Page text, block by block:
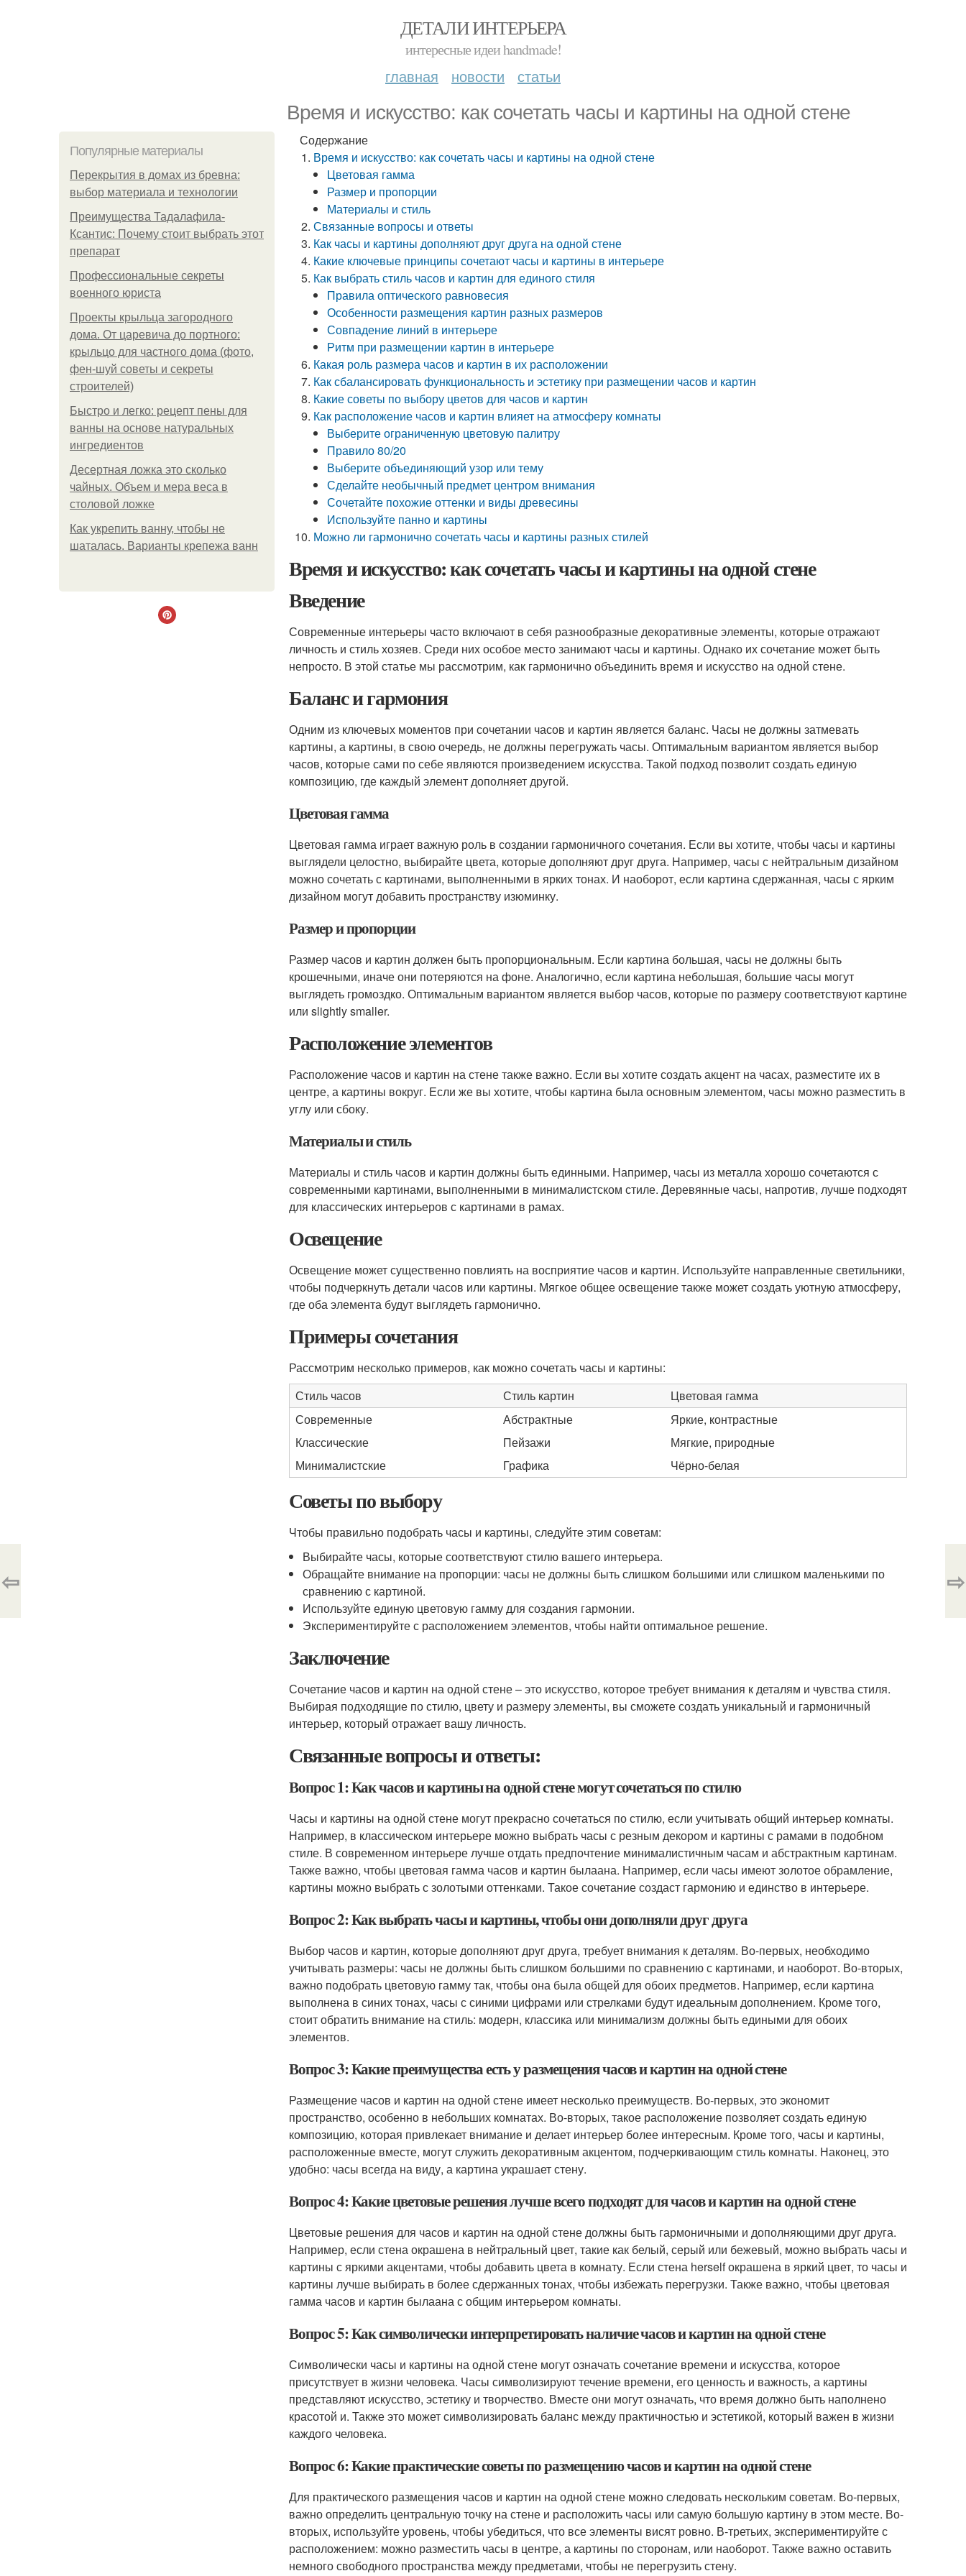
ДЕТАЛИ ИНТЕРЬЕРА
интересные идеи handmade!
главная новости статьи
Время и искусство: как сочетать часы и картины на одной стене
Популярные материалы
Перекрытия в домах из бревна:
выбор материала и технологии
Преимущества Тадалафила-
Ксантис: Почему стоит выбрать этот
препарат
Профессиональные секреты
военного юриста
Проекты крыльца загородного
дома. От царевича до портного:
крыльцо для частного дома (фото,
фен-шуй советы и секреты
строителей)
Быстро и легко: рецепт пены для
ванны на основе натуральных
ингредиентов
Десертная ложка это сколько
чайных. Объем и мера веса в
столовой ложке
Как укрепить ванну, чтобы не
шаталась. Варианты крепежа ванн
Содержание
Время и искусство: как сочетать часы и картины на одной стене
Цветовая гамма
Размер и пропорции
Материалы и стиль
Связанные вопросы и ответы
Как часы и картины дополняют друг друга на одной стене
Какие ключевые принципы сочетают часы и картины в интерьере
Как выбрать стиль часов и картин для единого стиля
Правила оптического равновесия
Особенности размещения картин разных размеров
Совпадение линий в интерьере
Ритм при размещении картин в интерьере
Какая роль размера часов и картин в их расположении
Как сбалансировать функциональность и эстетику при размещении часов и картин
Какие советы по выбору цветов для часов и картин
Как расположение часов и картин влияет на атмосферу комнаты
Выберите ограниченную цветовую палитру
Правило 80/20
Выберите объединяющий узор или тему
Сделайте необычный предмет центром внимания
Сочетайте похожие оттенки и виды древесины
Используйте панно и картины
Можно ли гармонично сочетать часы и картины разных стилей
Время и искусство: как сочетать часы и картины на одной стене
Введение
Современные интерьеры часто включают в себя разнообразные декоративные элементы, которые отражают
личность и стиль хозяев. Среди них особое место занимают часы и картины. Однако их сочетание может быть
непросто. В этой статье мы рассмотрим, как гармонично объединить время и искусство на одной стене.
Баланс и гармония
Одним из ключевых моментов при сочетании часов и картин является баланс. Часы не должны затмевать
картины, а картины, в свою очередь, не должны перегружать часы. Оптимальным вариантом является выбор
часов, которые сами по себе являются произведением искусства. Такой подход позволит создать единую
композицию, где каждый элемент дополняет другой.
Цветовая гамма
Цветовая гамма играет важную роль в создании гармоничного сочетания. Если вы хотите, чтобы часы и картины
выглядели целостно, выбирайте цвета, которые дополняют друг друга. Например, часы с нейтральным дизайном
можно сочетать с картинами, выполненными в ярких тонах. И наоборот, если картина сдержанная, часы с ярким
дизайном могут добавить пространству изюминку.
Размер и пропорции
Размер часов и картин должен быть пропорциональным. Если картина большая, часы не должны быть
крошечными, иначе они потеряются на фоне. Аналогично, если картина небольшая, большие часы могут
выглядеть громоздко. Оптимальным вариантом является выбор часов, которые по размеру соответствуют картине
или slightly smaller.
Расположение элементов
Расположение часов и картин на стене также важно. Если вы хотите создать акцент на часах, разместите их в
центре, а картины вокруг. Если же вы хотите, чтобы картина была основным элементом, часы можно разместить в
углу или сбоку.
Материалы и стиль
Материалы и стиль часов и картин должны быть единными. Например, часы из металла хорошо сочетаются с
современными картинами, выполненными в минималистском стиле. Деревянные часы, напротив, лучше подходят
для классических интерьеров с картинами в рамах.
Освещение
Освещение может существенно повлиять на восприятие часов и картин. Используйте направленные светильники,
чтобы подчеркнуть детали часов или картины. Мягкое общее освещение также может создать уютную атмосферу,
где оба элемента будут выглядеть гармонично.
Примеры сочетания
Рассмотрим несколько примеров, как можно сочетать часы и картины:
Стиль часов
Стиль картин
Цветовая гамма
Современные
Абстрактные
Яркие, контрастные
Классические
Пейзажи
Мягкие, природные
Минималистские
Графика Чёрно-белая
Советы по выбору
Чтобы правильно подобрать часы и картины, следуйте этим советам:
Выбирайте часы, которые соответствуют стилю вашего интерьера.
Обращайте внимание на пропорции: часы не должны быть слишком большими или слишком маленькими по
сравнению с картиной.
Используйте единую цветовую гамму для создания гармонии.
Экспериментируйте с расположением элементов, чтобы найти оптимальное решение.
Заключение
Сочетание часов и картин на одной стене – это искусство, которое требует внимания к деталям и чувства стиля.
Выбирая подходящие по стилю, цвету и размеру элементы, вы сможете создать уникальный и гармоничный
интерьер, который отражает вашу личность.
Связанные вопросы и ответы:
Вопрос 1: Как часов и картины на одной стене могут сочетаться по стилю
Часы и картины на одной стене могут прекрасно сочетаться по стилю, если учитывать общий интерьер комнаты.
Например, в классическом интерьере можно выбрать часы с резным декором и картины с рамами в подобном
стиле. В современном интерьере лучше отдать предпочтение минималистичным часам и абстрактным картинам.
Также важно, чтобы цветовая гамма часов и картин былаана. Например, если часы имеют золотое обрамление,
картины можно выбрать с золотыми оттенками. Такое сочетание создаст гармонию и единство в интерьере.
Вопрос 2: Как выбрать часы и картины, чтобы они дополняли друг друга
Выбор часов и картин, которые дополняют друг друга, требует внимания к деталям. Во-первых, необходимо
учитывать размеры: часы не должны быть слишком большими по сравнению с картинами, и наоборот. Во-вторых,
важно подобрать цветовую гамму так, чтобы она была общей для обоих предметов. Например, если картина
выполнена в синих тонах, часы с синими цифрами или стрелками будут идеальным дополнением. Кроме того,
стоит обратить внимание на стиль: модерн, классика или минимализм должны быть едиными для обоих
элементов.
Вопрос 3: Какие преимущества есть у размещения часов и картин на одной стене
Размещение часов и картин на одной стене имеет несколько преимуществ. Во-первых, это экономит
пространство, особенно в небольших комнатах. Во-вторых, такое расположение позволяет создать единую
композицию, которая привлекает внимание и делает интерьер более интересным. Кроме того, часы и картины,
расположенные вместе, могут служить декоративным акцентом, подчеркивающим стиль комнаты. Наконец, это
удобно: часы всегда на виду, а картина украшает стену.
Вопрос 4: Какие цветовые решения лучше всего подходят для часов и картин на одной стене
Цветовые решения для часов и картин на одной стене должны быть гармоничными и дополняющими друг друга.
Например, если стена окрашена в нейтральный цвет, такие как белый, серый или бежевый, можно выбрать часы и
картины с яркими акцентами, чтобы добавить цвета в комнату. Если стена herself окрашена в яркий цвет, то часы и
картины лучше выбирать в более сдержанных тонах, чтобы избежать перегрузки. Также важно, чтобы цветовая
гамма часов и картин былаана с общим интерьером комнаты.
Вопрос 5: Как символически интерпретировать наличие часов и картин на одной стене
Символически часы и картины на одной стене могут означать сочетание времени и искусства, которое
присутствует в жизни человека. Часы символизируют течение времени, его ценность и важность, а картины
представляют искусство, эстетику и творчество. Вместе они могут означать, что время должно быть наполнено
красотой и. Также это может символизировать баланс между практичностью и эстетикой, который важен в жизни
каждого человека.
Вопрос 6: Какие практические советы по размещению часов и картин на одной стене
Для практического размещения часов и картин на одной стене можно следовать нескольким советам. Во-первых,
важно определить центральную точку на стене и расположить часы или самую большую картину в этом месте. Во-
вторых, используйте уровень, чтобы убедиться, что все элементы висят ровно. В-третьих, экспериментируйте с
расположением: можно разместить часы в центре, а картины по сторонам, или наоборот. Также важно оставить
немного свободного пространства между предметами, чтобы не перегрузить стену.
⇦ ⇨